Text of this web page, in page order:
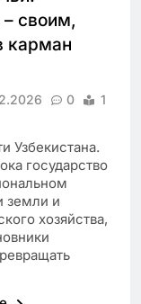
– своим,
карман
0
1
Узбекистана.
государство
земли и
хозяйства,